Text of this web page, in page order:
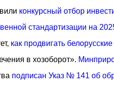
конкурсный отбор
стандартизации на
как продвигать
в хозоборот».
подписан Указ № 141 об